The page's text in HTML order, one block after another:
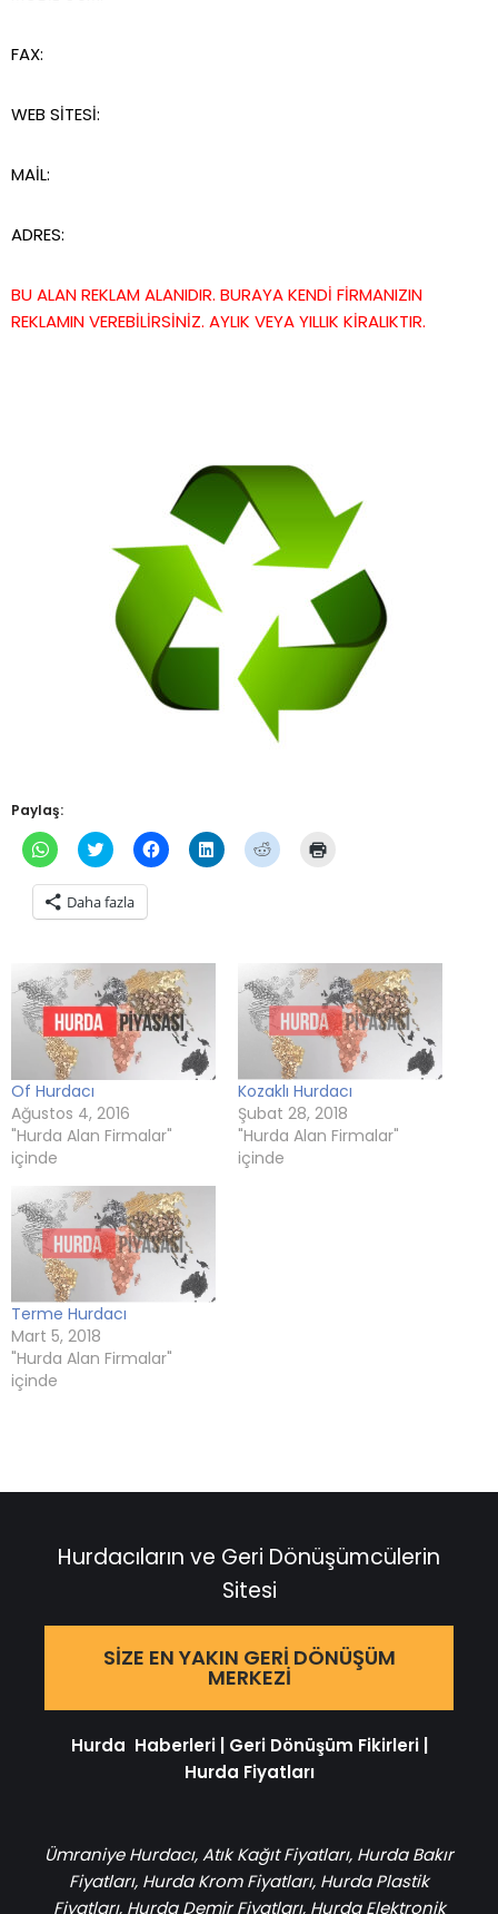
FAX:
WEB SİTESİ:
MAİL:
ADRES:
BU ALAN REKLAM ALANIDIR. BURAYA KENDİ FİRMANIZIN
REKLAMIN VEREBİLİRSİNİZ. AYLIK VEYA YILLIK KİRALIKTIR.
Paylaş:
WhatsApp'ta
paylaşmak
tıklayın
(Yeni
pencerede
Twitter
üzerinde
için
tıklayın
(Yeni
Facebook'ta
paylaşmak
Linkedln
üzerinden
Reddit
üzerinde
Daha fazla
Of Hurdacı
Ağustos 4, 2016
"Hurda Alan Firmalar"
içinde
Kozaklı Hurdacı
Şubat 28, 2018
"Hurda Alan Firmalar"
içinde
Terme Hurdacı
Mart 5, 2018
"Hurda Alan Firmalar"
içinde
Hurdacıların ve Geri Dönüşümcülerin
Sitesi
SIZE EN YAKIN GERI DÖNÜŞÜM
MERKEZI
Hurda Haberleri| Geri Dönüşüm Fikirleri|
Hurda Fiyatları
Ümraniye Hurdacı,Atık Kağıt Fiyatları, Hurda Bakır
Fiyatları, Hurda Krom Fiyatları, Hurda Plastik
Fiyatları, Hurda Demir Fiyatları, Hurda Elektronik